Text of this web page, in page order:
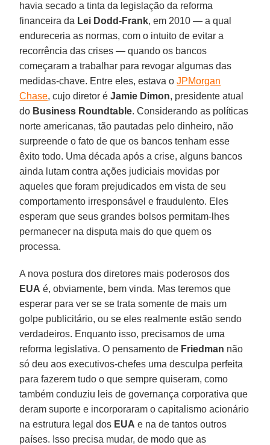
havia secado a tinta da legislação da reforma
financeira da Lei Dodd-Frank, em 2010 — a qual
endureceria as normas, com o intuito de evitar a
recorrência das crises — quando os bancos
começaram a trabalhar para revogar algumas das
medidas-chave. Entre eles, estava oJPMorgan
Chase, cujo diretor éJamie Dimon, presidente atual
do Business Roundtable. Considerando as políticas
norte americanas, tão pautadas pelo dinheiro, não
surpreende o fato de que os bancos tenham esse
êxito todo. Uma década após a crise, alguns bancos
ainda lutam contra ações judiciais movidas por
aqueles que foram prejudicados em vista de seu
comportamento irresponsável e fraudulento. Eles
esperam que seus grandes bolsos permitam-lhes
permanecer na disputa mais do que quem os
processa.
A nova postura dos diretores mais poderosos dos
EUA é, obviamente, bem vinda. Mas teremos que
esperar para ver se se trata somente de mais um
golpe publicitário, ou se eles realmente estão sendo
verdadeiros. Enquanto isso, precisamos de uma
reforma legislativa. O pensamento de Friedman não
só deu aos executivos-chefes uma desculpa perfeita
para fazerem tudo o que sempre quiseram, como
também conduziu leis de governança corporativa que
deram suporte e incorporaram o capitalismo acionário
na estrutura legal dos EUA e na de tantos outros
países. Isso precisa mudar, de modo que as